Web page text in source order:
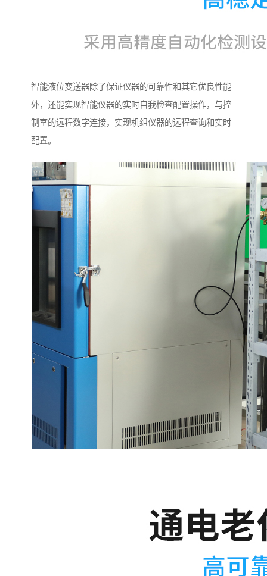
智能液位变送器除了保证仪器的可靠性和其它优良性能
外，还能实现智能仪器的实时自我检查配置操作，与控
制室的远程数字连接，实现机组仪器的远程查询和实时
配置。